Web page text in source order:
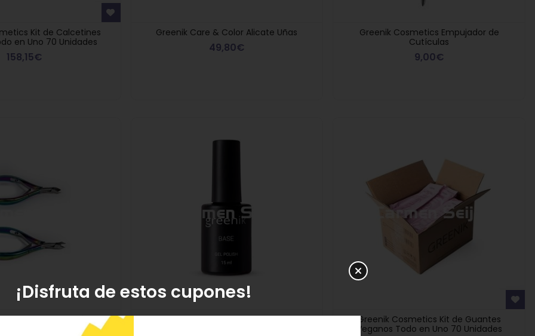
Kit de Calcetines
en Uno 70 Unidades
158,15€
Greenik Care & Color Alicate Uñas
49,80€
Greenik Cosmetics Empujador de
Cutículas
9,00€
Color Alicate Cutículas
Greenik Care & Color Base Permanente Gel
Greenik Cosmetics Kit de Guantes
Veganos Todo en Uno 70 Unidades
Montibello te regala
una Vela Perfumada
Regalo Compras
Superiores a 90€
Montibello
¡Disfruta de estos cupones!